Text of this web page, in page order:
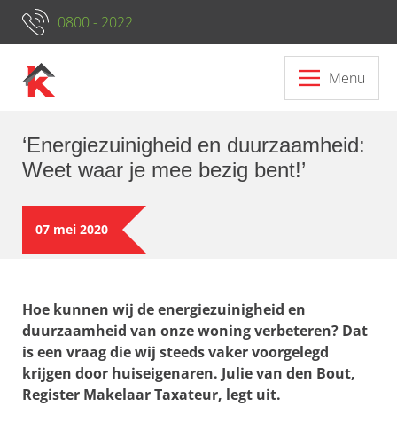
0800 - 2022
Menu
‘Energiezuinigheid en duurzaamheid:
Weet waar je mee bezig bent!’
07 mei 2020
Hoe kunnen wij de energiezuinigheid en
duurzaamheid van onze woning verbeteren? Dat
is een vraag die wij steeds vaker voorgelegd
krijgen door huiseigenaren. Julie van den Bout,
Register Makelaar Taxateur, legt uit.